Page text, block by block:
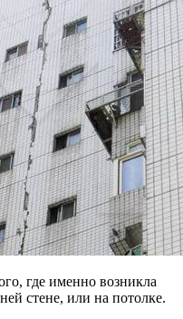
где именно возникла
стене, или на потолке.